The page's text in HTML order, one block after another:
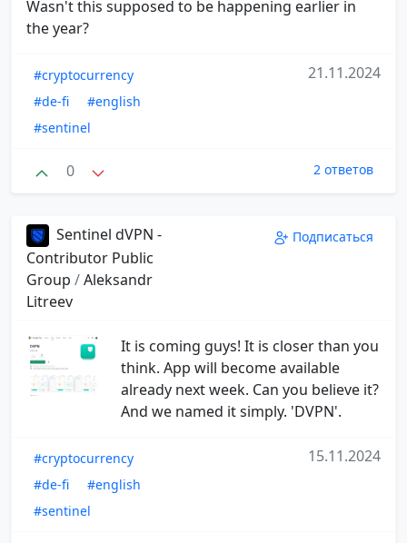
Wasn't this supposed to be happening earlier in
the year?
#cryptocurrency
#de-fi
#english
#sentinel
21.11.2024
0 2 ответов
Sentinel dVPN -
Contributor Public
Group /Aleksandr
Litreev
Подписаться
It is coming guys! It is closer than you
think. App will become available
already next week. Can you believe it?
And we named it simply. 'DVPN'.
#cryptocurrency
#de-fi
#english
#sentinel
15.11.2024